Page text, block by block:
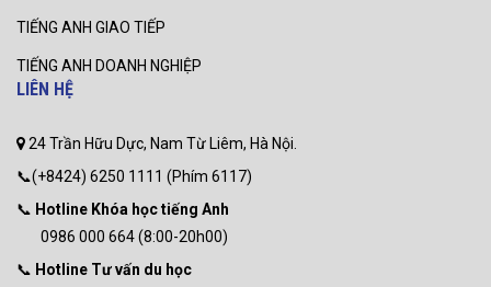
TIẾNG ANH GIAO TIẾP
TIẾNG ANH DOANH NGHIỆP
LIÊN HỆ
24 Trần Hữu Dực, Nam Từ Liêm, Hà Nội.
📞(+8424) 6250 1111 (Phím 6117)
📞 Hotline Khóa học tiếng Anh
0986 000 664 (8:00-20h00)
📞 Hotline Tư vấn du học